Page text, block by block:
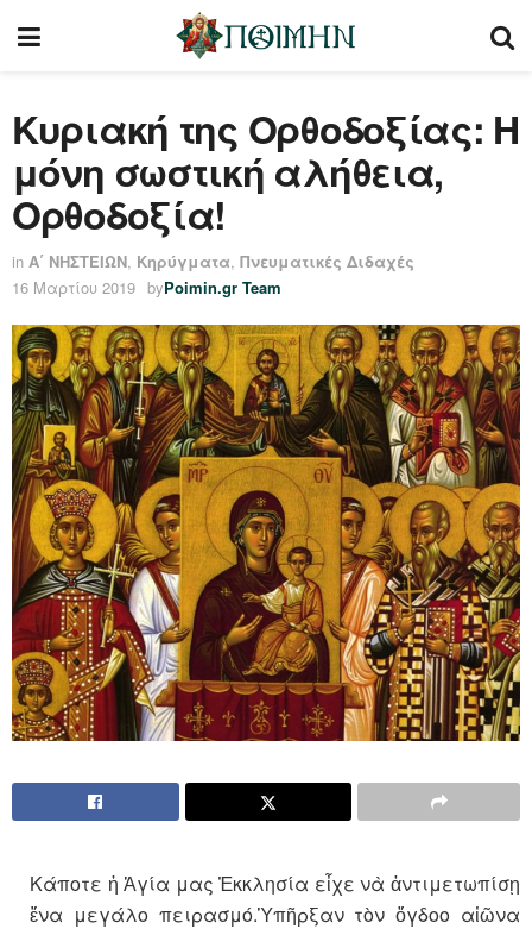
Κυριακή της Ορθοδοξίας: Η
μόνη σωστική αλήθεια,
Ορθοδοξία!
in Α΄ ΝΗΣΤΕΙΩΝ, Κηρύγματα, Πνευματικές Διδαχές
16 Μαρτίου 2019 byPoimin.gr Team
Κάποτε ἡ Ἁγία μας Ἐκκλησία εἶχε νὰ ἀντιμετωπίσῃ
ἕνα μεγάλο πειρασμό.Ὑπῆρξαν τὸν ὄγδοο αἰῶνα